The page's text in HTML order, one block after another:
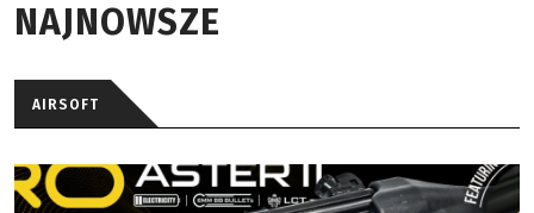
NAJNOWSZE
AIRSOFT